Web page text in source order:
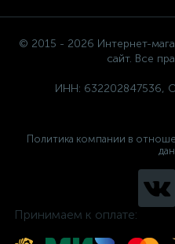
© 2015 - 2026 Интернет-
сайт. Все
ИНН: 632202847536,
Политика компании в
Принимаем к оплате: